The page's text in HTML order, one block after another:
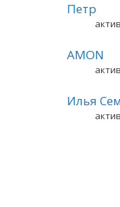
Петр
AMON
Илья